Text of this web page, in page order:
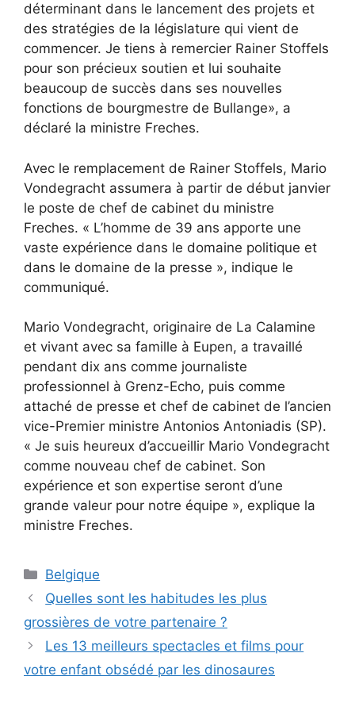
déterminant dans le lancement des projets et
des stratégies de la législature qui vient de
commencer. Je tiens à remercier Rainer Stoffels
pour son précieux soutien et lui souhaite
beaucoup de succès dans ses nouvelles
fonctions de bourgmestre de Bullange», a
déclaré la ministre Freches.
Avec le remplacement de Rainer Stoffels, Mario
Vondegracht assumera à partir de début janvier
le poste de chef de cabinet du ministre
Freches. « L’homme de 39 ans apporte une
vaste expérience dans le domaine politique et
dans le domaine de la presse », indique le
communiqué.
Mario Vondegracht, originaire de La Calamine
et vivant avec sa famille à Eupen, a travaillé
pendant dix ans comme journaliste
professionnel à Grenz-Echo, puis comme
attaché de presse et chef de cabinet de l’ancien
vice-Premier ministre Antonios Antoniadis (SP).
« Je suis heureux d’accueillir Mario Vondegracht
comme nouveau chef de cabinet. Son
expérience et son expertise seront d’une
grande valeur pour notre équipe », explique la
ministre Freches.
Catégories
Belgique
Quelles sont les habitudes les plus
grossières de votre partenaire ?
Les 13 meilleurs spectacles et films pour
votre enfant obsédé par les dinosaures